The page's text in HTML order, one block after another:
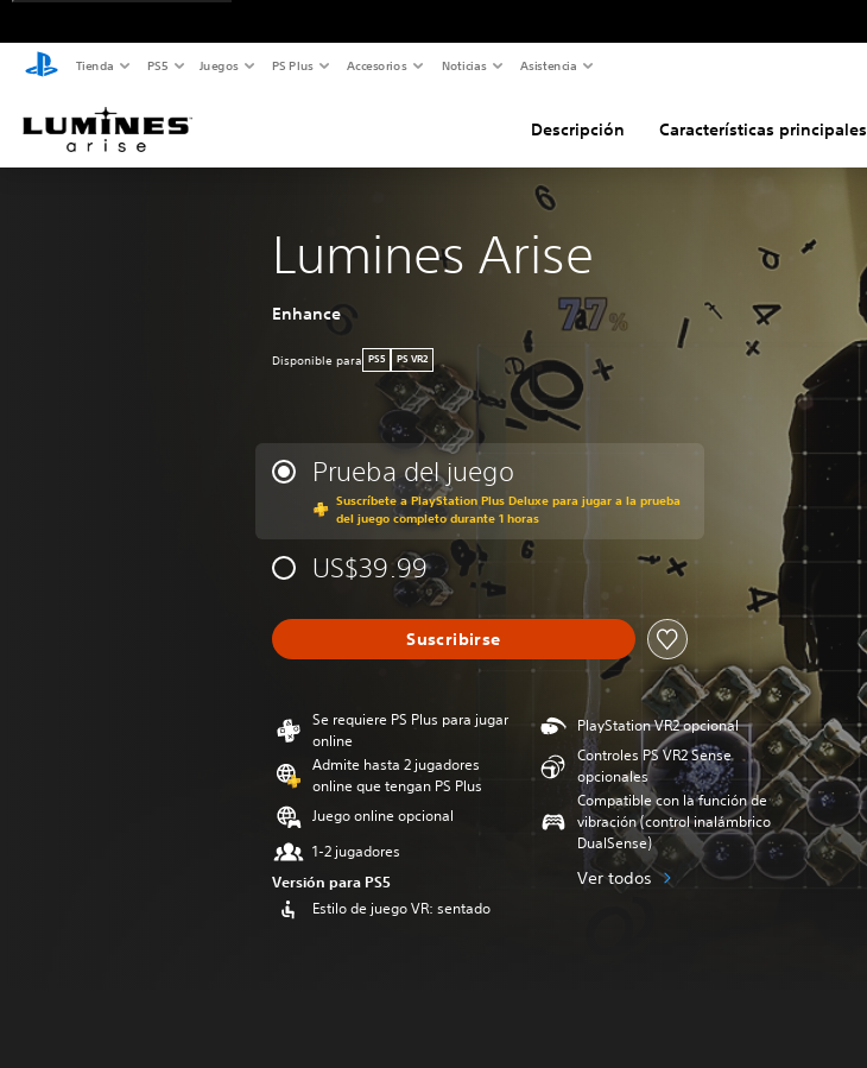
Tienda PS5 Juegos PS Plus Accesorios Noticias Asistencia
Descripción Características principales
Lumines Arise
Enhance
Disponible para PS5 PS VR2
Prueba del juego
Suscríbete a PlayStation Plus Deluxe para jugar a la prueba
del juego completo durante 1 horas
US$39.99
Suscribirse
Se requiere PS Plus para jugar
online
Admite hasta 2 jugadores
online que tengan PS Plus
Juego online opcional
1-2 jugadores
Versión para PS5
Estilo de juego VR: sentado
PlayStation VR2 opcional
Controles PS VR2 Sense
opcionales
Compatible con la función de
vibración (control inalámbrico
DualSense)
Ver todos